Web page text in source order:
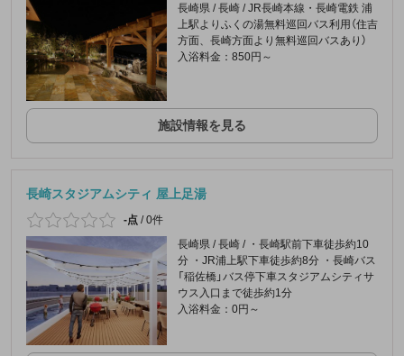
長崎県 / 長崎 / JR長崎本線・長崎電鉄 浦
上駅よりふくの湯無料巡回バス利用（住吉
方面、長崎方面より無料巡回バスあり）
入浴料金：850円～
施設情報を見る
長崎スタジアムシティ 屋上足湯
-点 /0件
長崎県 / 長崎 / ・長崎駅前下車徒歩約10
分 ・JR浦上駅下車徒歩約8分 ・長崎バス
「稲佐橋」バス停下車スタジアムシティサ
ウス入口まで徒歩約1分
入浴料金：0円～